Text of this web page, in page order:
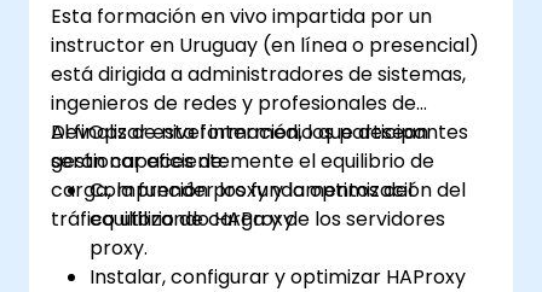
Esta formación en vivo impartida por un
instructor en Uruguay (en línea o presencial)
está dirigida a administradores de sistemas,
ingenieros de redes y profesionales de
DevOps de nivel intermedio que desean
gestionar eficientemente el equilibrio de
carga, la función proxy y la optimización del
tráfico utilizando HAProxy.
Al finalizar esta formación, los participantes
serán capaces de:
Comprender los fundamentos del
equilibrio de carga y de los servidores
proxy.
Instalar, configurar y optimizar HAProxy